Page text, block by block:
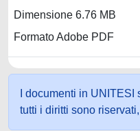
Dimensione 6.76 MB
Formato Adobe PDF
I documenti in
tutti i diritti sono